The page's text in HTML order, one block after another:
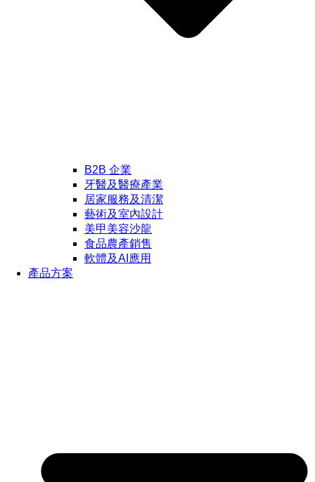
B2B 企業
牙醫及醫療產業
居家服務及清潔
藝術及室內設計
美甲美容沙龍
食品農產銷售
軟體及AI應用
產品方案